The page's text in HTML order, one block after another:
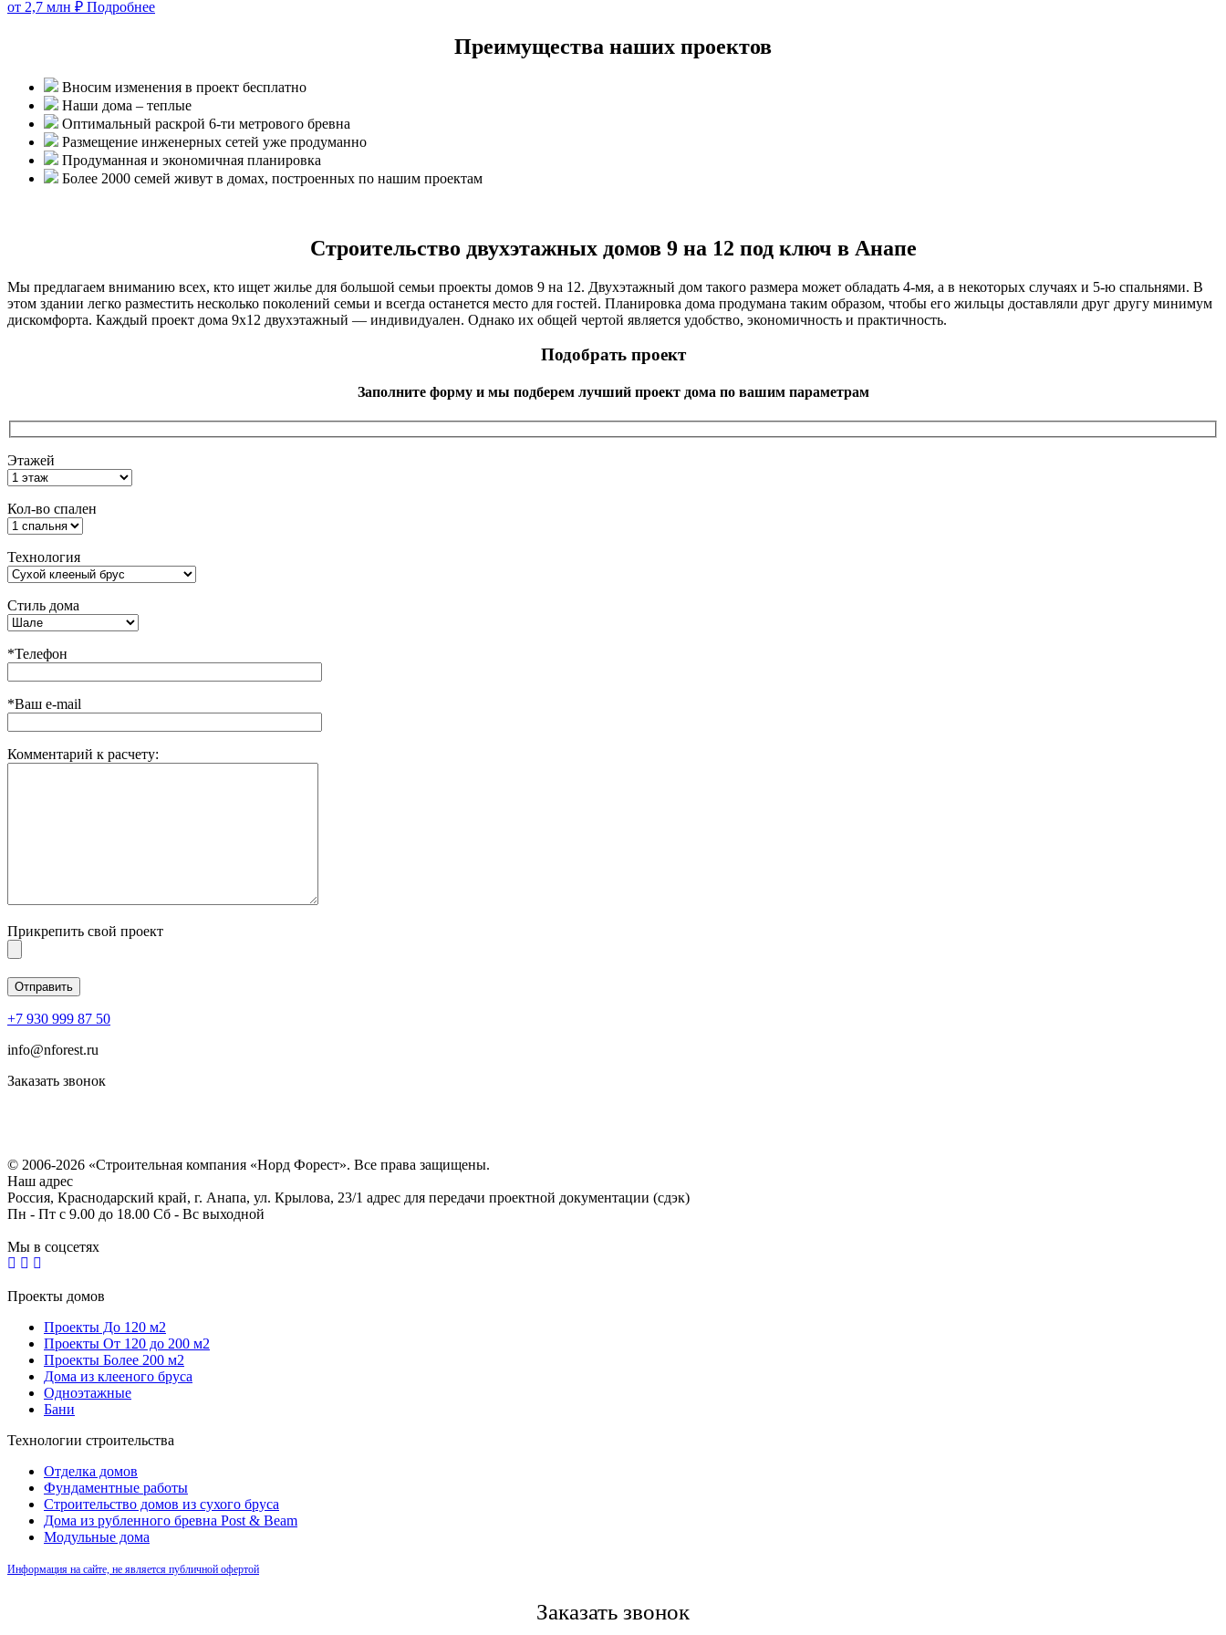
от 2,7 млн ₽ Подробнее
Преимущества наших проектов
Вносим изменения в проект бесплатно
Наши дома – теплые
Оптимальный раскрой 6-ти метрового бревна
Размещение инженерных сетей уже продуманно
Продуманная и экономичная планировка
Более 2000 семей живут в домах, построенных по нашим проектам
Строительство двухэтажных домов 9 на 12 под ключ в Анапе
Мы предлагаем вниманию всех, кто ищет жилье для большой семьи проекты домов 9 на 12. Двухэтажный дом такого размера может обладать 4-мя, а в некоторых случаях и 5-ю спальнями. В
этом здании легко разместить несколько поколений семьи и всегда останется место для гостей. Планировка дома продумана таким образом, чтобы его жильцы доставляли друг другу минимум
дискомфорта. Каждый проект дома 9х12 двухэтажный — индивидуален. Однако их общей чертой является удобство, экономичность и практичность.
Подобрать проект
Заполните форму и мы подберем лучший проект дома по вашим параметрам
Этажей
Кол-во спален
Технология
Стиль дома
*Телефон
*Ваш e-mail
Комментарий к расчету:
Прикрепить свой проект
+7 930 999 87 50
info@nforest.ru
Заказать звонок
© 2006-2026 «Строительная компания «Норд Форест». Все права защищены.
Наш адрес
Россия, Краснодарский край, г. Анапа, ул. Крылова, 23/1 адрес для передачи проектной документации (сдэк)
Пн - Пт с 9.00 до 18.00 Сб - Вс выходной
Мы в соцсетях
Проекты домов
Проекты До 120 м2
Проекты От 120 до 200 м2
Проекты Более 200 м2
Дома из клееного бруса
Одноэтажные
Бани
Технологии строительства
Отделка домов
Фундаментные работы
Строительство домов из сухого бруса
Дома из рубленного бревна Post & Beam
Модульные дома
Информация на сайте, не является публичной офертой
Заказать звонок